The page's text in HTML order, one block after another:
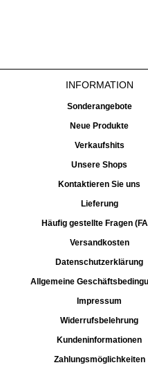
INFORMATION
Sonderangebote
Neue Produkte
Verkaufshits
Unsere Shops
Kontaktieren Sie uns
Lieferung
Häufig gestellte Fragen
Versandkosten
Datenschutzerklärung
Allgemeine
Impressum
Widerrufsbelehrung
Kundeninformationen
Zahlungsmöglichkeiten